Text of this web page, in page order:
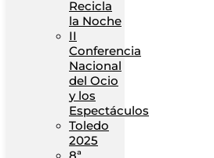
Recicla
la Noche
II
Conferencia
Nacional
del Ocio
y los
Espectáculos
Toledo
2025